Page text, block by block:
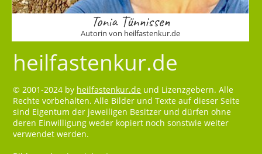
Tonia Tünnissen
Autorin von heilfastenkur.de
heilfastenkur.de
© 2001-2024 by heilfastenkur.de und Lizenzgebern. Alle
Rechte vorbehalten. Alle Bilder und Texte auf dieser Seite
sind Eigentum der jeweiligen Besitzer und dürfen ohne
deren Einwilligung weder kopiert noch sonstwie weiter
verwendet werden.